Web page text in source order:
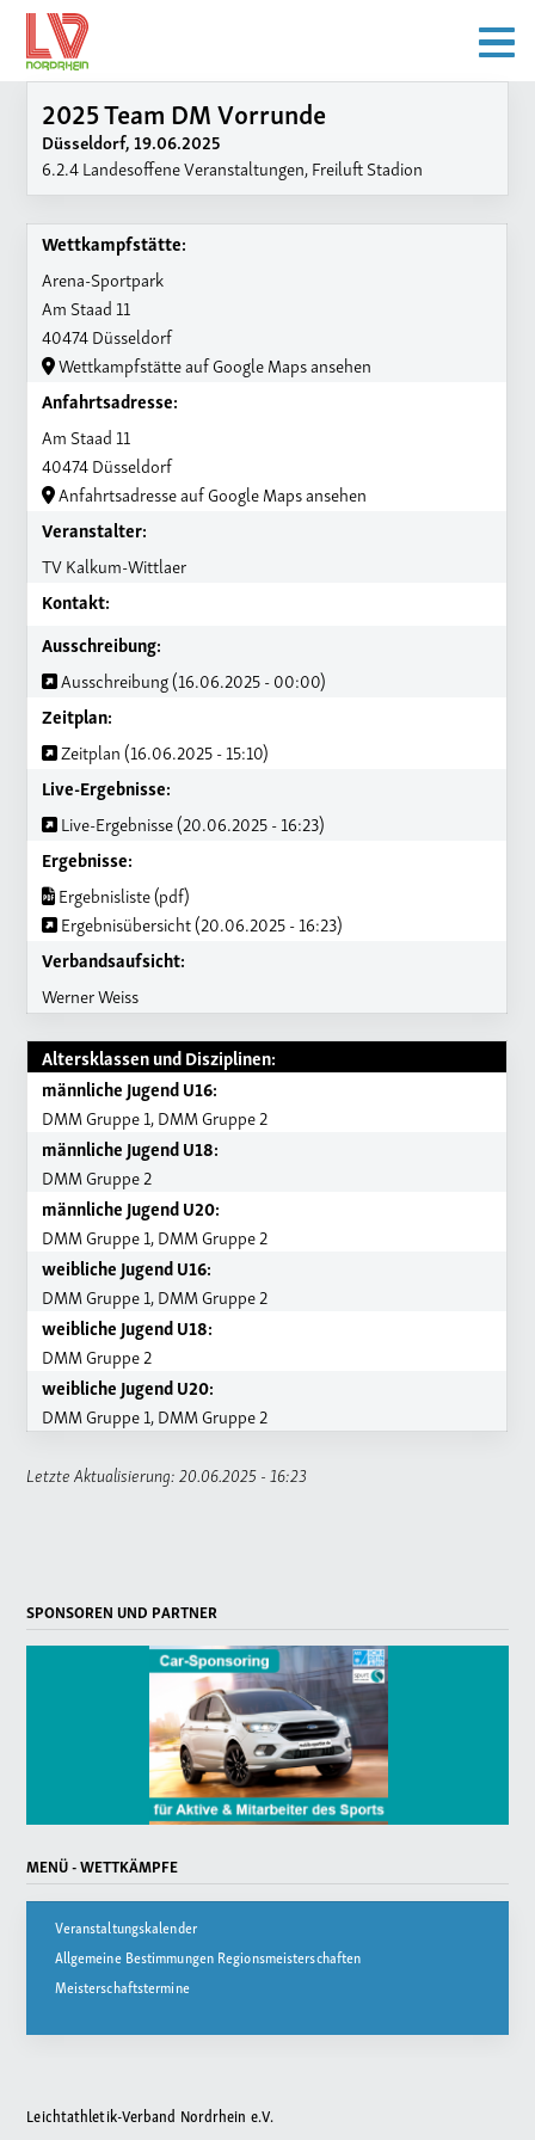
2025 Team DM Vorrunde
Düsseldorf, 19.06.2025
6.2.4 Landesoffene Veranstaltungen, Freiluft Stadion
Wettkampfstätte:
Arena-Sportpark
Am Staad 11
40474 Düsseldorf
Wettkampfstätte auf Google Maps ansehen
Anfahrtsadresse:
Am Staad 11
40474 Düsseldorf
Anfahrtsadresse auf Google Maps ansehen
Veranstalter:
TV Kalkum-Wittlaer
Kontakt:
Ausschreibung:
Ausschreibung (16.06.2025 - 00:00)
Zeitplan:
Zeitplan (16.06.2025 - 15:10)
Live-Ergebnisse:
Live-Ergebnisse (20.06.2025 - 16:23)
Ergebnisse:
Ergebnisliste (pdf)
Ergebnisübersicht (20.06.2025 - 16:23)
Verbandsaufsicht:
Werner Weiss
Altersklassen und Disziplinen:
männliche Jugend U16:
DMM Gruppe 1, DMM Gruppe 2
männliche Jugend U18:
DMM Gruppe 2
männliche Jugend U20:
DMM Gruppe 1, DMM Gruppe 2
weibliche Jugend U16:
DMM Gruppe 1, DMM Gruppe 2
weibliche Jugend U18:
DMM Gruppe 2
weibliche Jugend U20:
DMM Gruppe 1, DMM Gruppe 2
Letzte Aktualisierung: 20.06.2025 - 16:23
SPONSOREN UND PARTNER
MENÜ - WETTKÄMPFE
Veranstaltungskalender
Allgemeine Bestimmungen Regionsmeisterschaften
Meisterschaftstermine
Leichtathletik-Verband Nordrhein e.V.